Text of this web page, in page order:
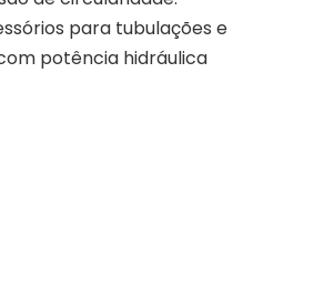
para tubulações e
potência hidráulica